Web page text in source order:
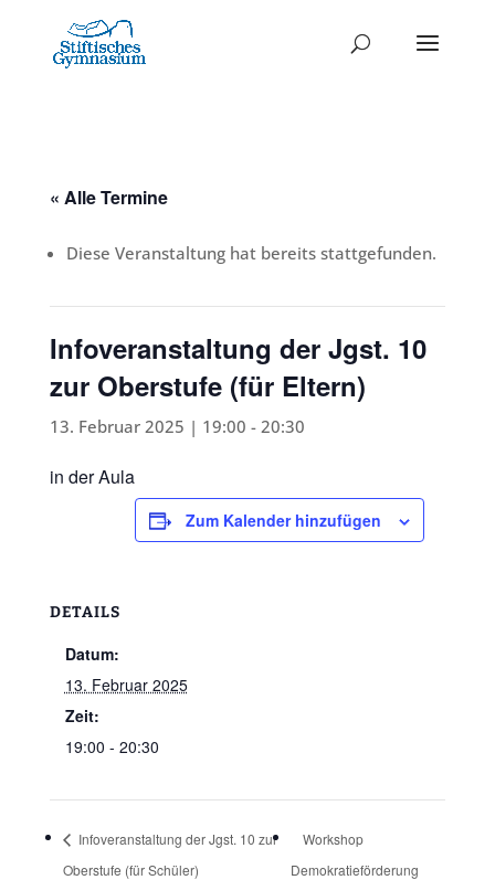
« Alle Termine
Diese Veranstaltung hat bereits stattgefunden.
Infoveranstaltung der Jgst. 10
zur Oberstufe (für Eltern)
13. Februar 2025 | 19:00 - 20:30
in der Aula
Zum Kalender hinzufügen
DETAILS
Datum:
13. Februar 2025
Zeit:
19:00 - 20:30
Infoveranstaltung der Jgst. 10 zur
Oberstufe (für Schüler)
Workshop
Demokratieförderung